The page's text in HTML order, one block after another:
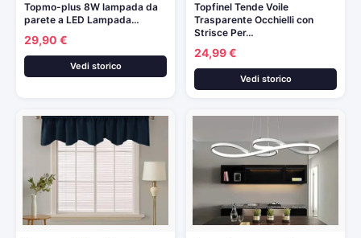
Topmo-plus 8W lampada da
parete a LED Lampada…
29,90 €
Vedi storico
Topfinel Tende Voile
Trasparente Occhielli con
Strisce Per…
24,99 €
Vedi storico